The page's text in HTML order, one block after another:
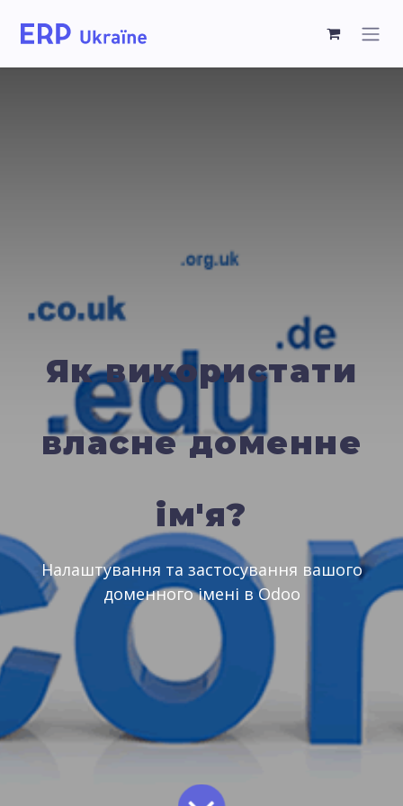
Як використати
власне доменне
ім'я?
Налаштування та застосування вашого
доменного імені в Odoo